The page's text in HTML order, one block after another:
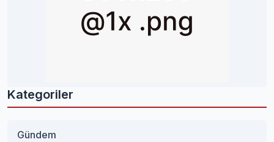
Kategoriler
Gündem